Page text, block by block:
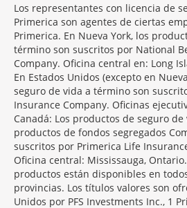
Morgage
Disclosures
Section
Los representantes con licencia de
Primerica son agentes de ciertas
Primerica. En Nueva York, los
término son suscritos por National
Company. Oficina central en: Long
En Estados Unidos (excepto en
seguro de vida a término son
Insurance Company. Oficinas
Canadá: Los productos de seguro
productos de fondos segregados
suscritos por Primerica Life
Oficina central: Mississauga,
productos están disponibles en
provincias. Los títulos valores son
Unidos por PFS Investments Inc., 1